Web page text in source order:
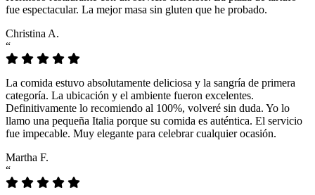
fue espectacular. La mejor masa sin gluten que he probado.
Christina A.
“
La comida estuvo absolutamente deliciosa y la sangría de primera
categoría. La ubicación y el ambiente fueron excelentes.
Definitivamente lo recomiendo al 100%, volveré sin duda. Yo lo
llamo una pequeña Italia porque su comida es auténtica. El servicio
fue impecable. Muy elegante para celebrar cualquier ocasión.
Martha F.
“